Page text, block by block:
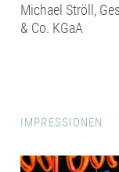
Michael Ströll,
& Co. KGaA
IMPRESSIONEN